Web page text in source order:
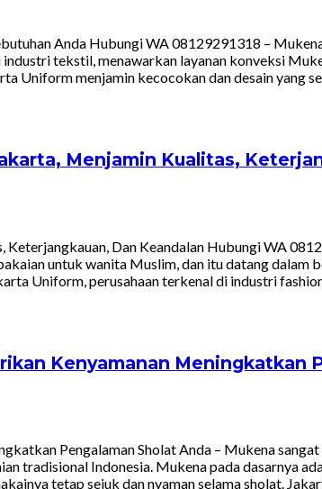
Anda Hubungi WA 08129291318 –
tekstil, menawarkan layanan konveksi
Uniform menjamin kecocokan dan desain yang
Menjamin Kualitas,
Dan Keandalan Hubungi WA
untuk wanita Muslim, dan itu datang dalam
Uniform, perusahaan terkenal di industri
Kenyamanan Meningkatkan
Pengalaman Sholat Anda – Mukena
tradisional Indonesia. Mukena pada dasarnya
tetap sejuk dan nyaman selama sholat.